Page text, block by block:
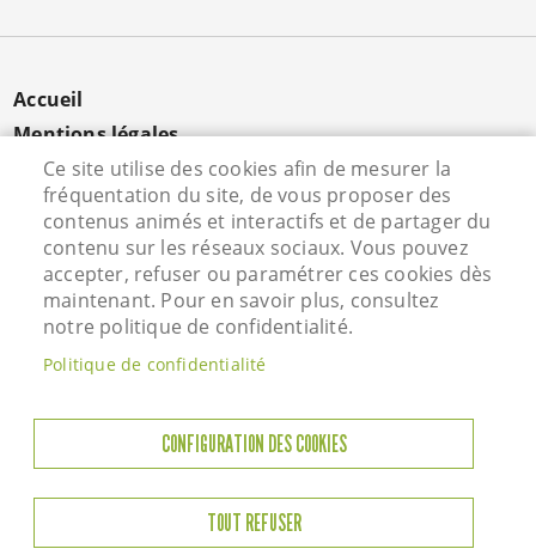
MENU
PIED
PAGE
Accueil
Mentions légales
Données personnelles
Cookies
Contact
S'identifier
Hôtel de Ville - Rue Vieille Saint Martin - 95800
Courdimanche - Tél. 01 34 46 72 00
Horaires d'ouverture
Mardi : 8h45-12h00 / 13h45-17h45
Jeudi : 8h45-12h00 / 13h45-17h45
Ce site utilise des cookies afin de mesurer la
fréquentation du site, de vous proposer des
contenus animés et interactifs et de partager du
contenu sur les réseaux sociaux. Vous pouvez
accepter, refuser ou paramétrer ces cookies dès
maintenant. Pour en savoir plus, consultez
notre politique de confidentialité.
Politique de confidentialité
CONFIGURATION DES COOKIES
TOUT REFUSER